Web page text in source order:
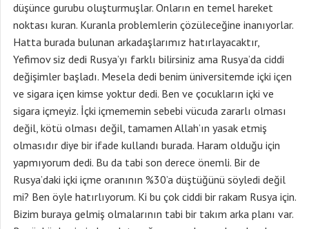
düşünce gurubu oluşturmuşlar. Onların en temel hareket
noktası kuran. Kuranla problemlerin çözüleceğine inanıyorlar.
Hatta burada bulunan arkadaşlarımız hatırlayacaktır,
Yefimov siz dedi Rusya’yı farklı bilirsiniz ama Rusya’da ciddi
değişimler başladı. Mesela dedi benim üniversitemde içki içen
ve sigara içen kimse yoktur dedi. Ben ve çocukların içki ve
sigara içmeyiz. İçki içmememin sebebi vücuda zararlı olması
değil, kötü olması değil, tamamen Allah’ın yasak etmiş
olmasıdır diye bir ifade kullandı burada. Haram olduğu için
yapmıyorum dedi. Bu da tabi son derece önemli. Bir de
Rusya’daki içki içme oranının %30’a düştüğünü söyledi değil
mi? Ben öyle hatırlıyorum. Ki bu çok ciddi bir rakam Rusya için.
Bizim buraya gelmiş olmalarının tabi bir takım arka planı var.